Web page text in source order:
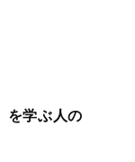
を学ぶ人の